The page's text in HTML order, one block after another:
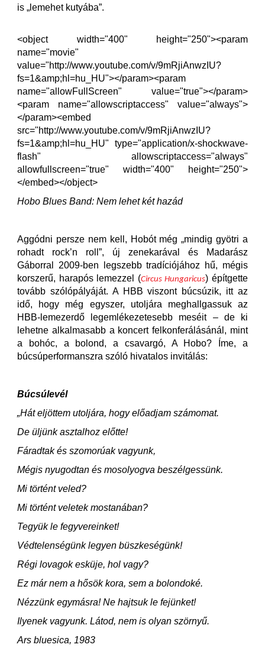
is „lemehet kutyába”.
<object width="400" height="250"><param
name="movie"
value="http://www.youtube.com/v/9mRjiAnwzIU?
fs=1&amp;hl=hu_HU"></param><param
name="allowFullScreen" value="true"></param>
<param name="allowscriptaccess" value="always">
</param><embed
src="http://www.youtube.com/v/9mRjiAnwzIU?
fs=1&amp;hl=hu_HU" type="application/x-shockwave-
flash" allowscriptaccess="always"
allowfullscreen="true" width="400" height="250">
</embed></object>
Hobo Blues Band: Nem lehet két hazád
Aggódni persze nem kell, Hobót még „mindig gyötri a
rohadt rock’n roll”, új zenekarával és Madarász
Gáborral 2009-ben legszebb tradíciójához hű, mégis
korszerű, harapós lemezzel (Circus Hungaricus) építgette
tovább szólópályáját. A HBB viszont búcsúzik, itt az
idő, hogy még egyszer, utoljára meghallgassuk az
HBB-lemezerdő legemlékezetesebb meséit – de ki
lehetne alkalmasabb a koncert felkonferálásánál, mint
a bohóc, a bolond, a csavargó, A Hobo? Íme, a
búcsúperformanszra szóló hivatalos invitálás:
Búcsúlevél
„Hát eljöttem utoljára, hogy előadjam számomat.
De üljünk asztalhoz előtte!
Fáradtak és szomorúak vagyunk,
Mégis nyugodtan és mosolyogva beszélgessünk.
Mi történt veled?
Mi történt veletek mostanában?
Tegyük le fegyvereinket!
Védtelenségünk legyen büszkeségünk!
Régi lovagok esküje, hol vagy?
Ez már nem a hősök kora, sem a bolondoké.
Nézzünk egymásra! Ne hajtsuk le fejünket!
Ilyenek vagyunk. Látod, nem is olyan szörnyű.
Ars bluesica, 1983